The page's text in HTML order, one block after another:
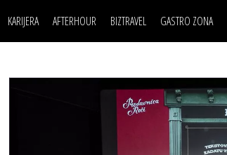
KARIJERA AFTERHOUR BIZTRAVEL GASTRO ZONA
POSAO
MOJ UGAO
FILM I SCENA
AUTO SVET